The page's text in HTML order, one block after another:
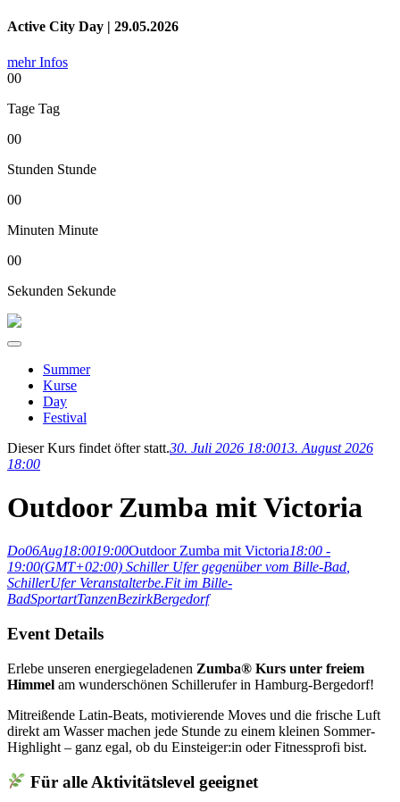
Active City Day | 29.05.2026
mehr Infos
00
Tage Tag
00
Stunden Stunde
00
Minuten Minute
00
Sekunden Sekunde
Summer
Kurse
Day
Festival
Dieser Kurs findet öfter statt.30. Juli 2026 18:0013. August 2026
18:00
Outdoor Zumba mit Victoria
Do06Aug18:0019:00Outdoor Zumba mit Victoria18:00 -
19:00(GMT+02:00) Schiller Ufer gegenüber vom Bille-Bad,
SchillerUfer Veranstalterbe.Fit im Bille-
BadSportartTanzenBezirkBergedorf
Event Details
Erlebe unseren energiegeladenen Zumba® Kurs unter freiem
Himmel am wunderschönen Schilleruferin Hamburg-Bergedorf!
Mitreißende Latin-Beats, motivierende Moves und die frische Luft
direkt am Wasser machen jede Stunde zu einem kleinen Sommer-
Highlight – ganz egal, ob du Einsteiger:in oder Fitnessprofi bist.
Für alle Aktivitätslevel geeignet